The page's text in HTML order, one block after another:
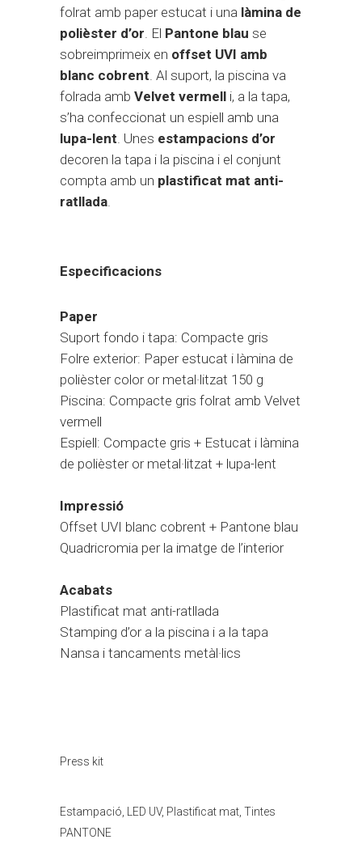
folrat amb paper estucat i una làmina de
polièster d’or. El Pantone blau se
sobreimprimeix en offset UVI amb
blanc cobrent. Al suport, la piscina va
folrada amb Velvet vermell i, a la tapa,
s’ha confeccionat un espiell amb una
lupa-lent. Unes estampacions d’or
decoren la tapa i la piscina i el conjunt
compta amb un plastificat mat anti-
ratllada.
Especificacions
Paper
Suport fondo i tapa: Compacte gris
Folre exterior: Paper estucat i làmina de
polièster color or metal·litzat 150 g
Piscina: Compacte gris folrat amb Velvet
vermell
Espiell: Compacte gris + Estucat i làmina
de polièster or metal·litzat + lupa-lent
Impressió
Offset UVI blanc cobrent + Pantone blau
Quadricromia per la imatge de l’interior
Acabats
Plastificat mat anti-ratllada
Stamping d’or a la piscina i a la tapa
Nansa i tancaments metàl·lics
Press kit
Estampació, LED UV, Plastificat mat, Tintes
PANTONE